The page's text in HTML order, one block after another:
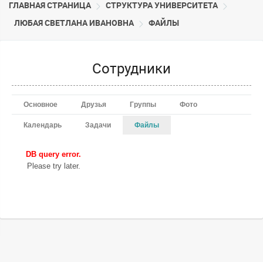
ГЛАВНАЯ СТРАНИЦА
CТРУКТУРА УНИВЕРСИТЕТА
ЛЮБАЯ СВЕТЛАНА ИВАНОВНА
ФАЙЛЫ
Сотрудники
Основное Друзья Группы Фото
Календарь Задачи Файлы
DB query error.
Please try later.